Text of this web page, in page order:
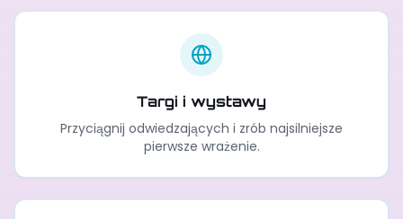
Targi i wystawy
Przyciągnij odwiedzających i zrób najsilniejsze
pierwsze wrażenie.